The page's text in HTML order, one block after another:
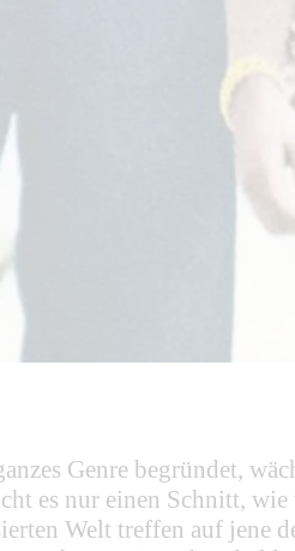
Genre begründet,
es nur einen Schnitt,
Welt treffen auf jene